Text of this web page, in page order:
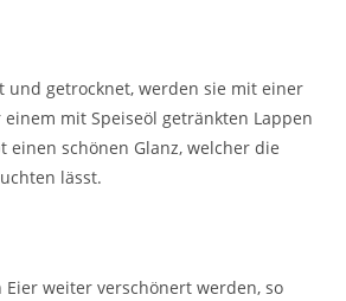
und getrocknet, werden sie mit einer
einem mit Speiseöl getränkten Lappen
einen schönen Glanz, welcher die
lässt.
weiter verschönert werden, so